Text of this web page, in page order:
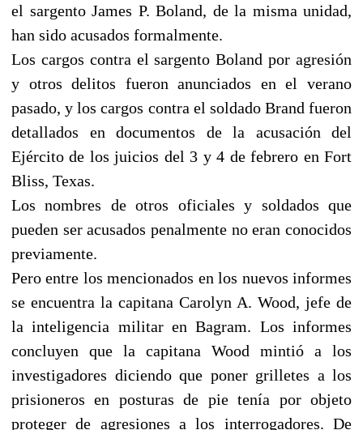
el sargento James P. Boland, de la misma unidad,
han sido acusados formalmente.
Los cargos contra el sargento Boland por agresión
y otros delitos fueron anunciados en el verano
pasado, y los cargos contra el soldado Brand fueron
detallados en documentos de la acusación del
Ejército de los juicios del 3 y 4 de febrero en Fort
Bliss, Texas.
Los nombres de otros oficiales y soldados que
pueden ser acusados penalmente no eran conocidos
previamente.
Pero entre los mencionados en los nuevos informes
se encuentra la capitana Carolyn A. Wood, jefe de
la inteligencia militar en Bagram. Los informes
concluyen que la capitana Wood mintió a los
investigadores diciendo que poner grilletes a los
prisioneros en posturas de pie tenía por objeto
proteger de agresiones a los interrogadores. De